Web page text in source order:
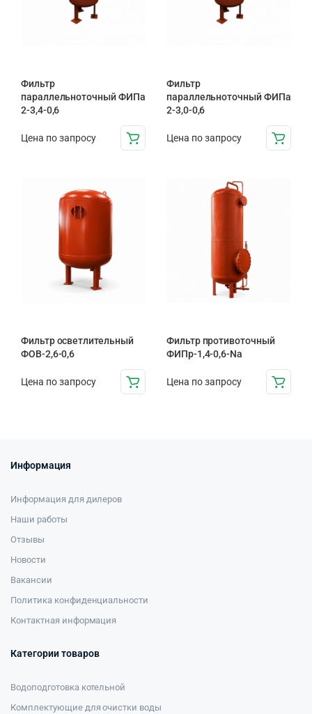
Фильтр
параллельноточный ФИПа
2-3,4-0,6
Цена по запросу
Фильтр
параллельноточный ФИПа
2-3,0-0,6
Цена по запросу
Фильтр осветлительный
ФОВ-2,6-0,6
Цена по запросу
Фильтр противоточный
ФИПр-1,4-0,6-Na
Цена по запросу
Информация
Информация для дилеров
Наши работы
Отзывы
Новости
Вакансии
Политика конфиденциальности
Контактная информация
Категории товаров
Водоподготовка котельной
Комплектующие для очистки воды